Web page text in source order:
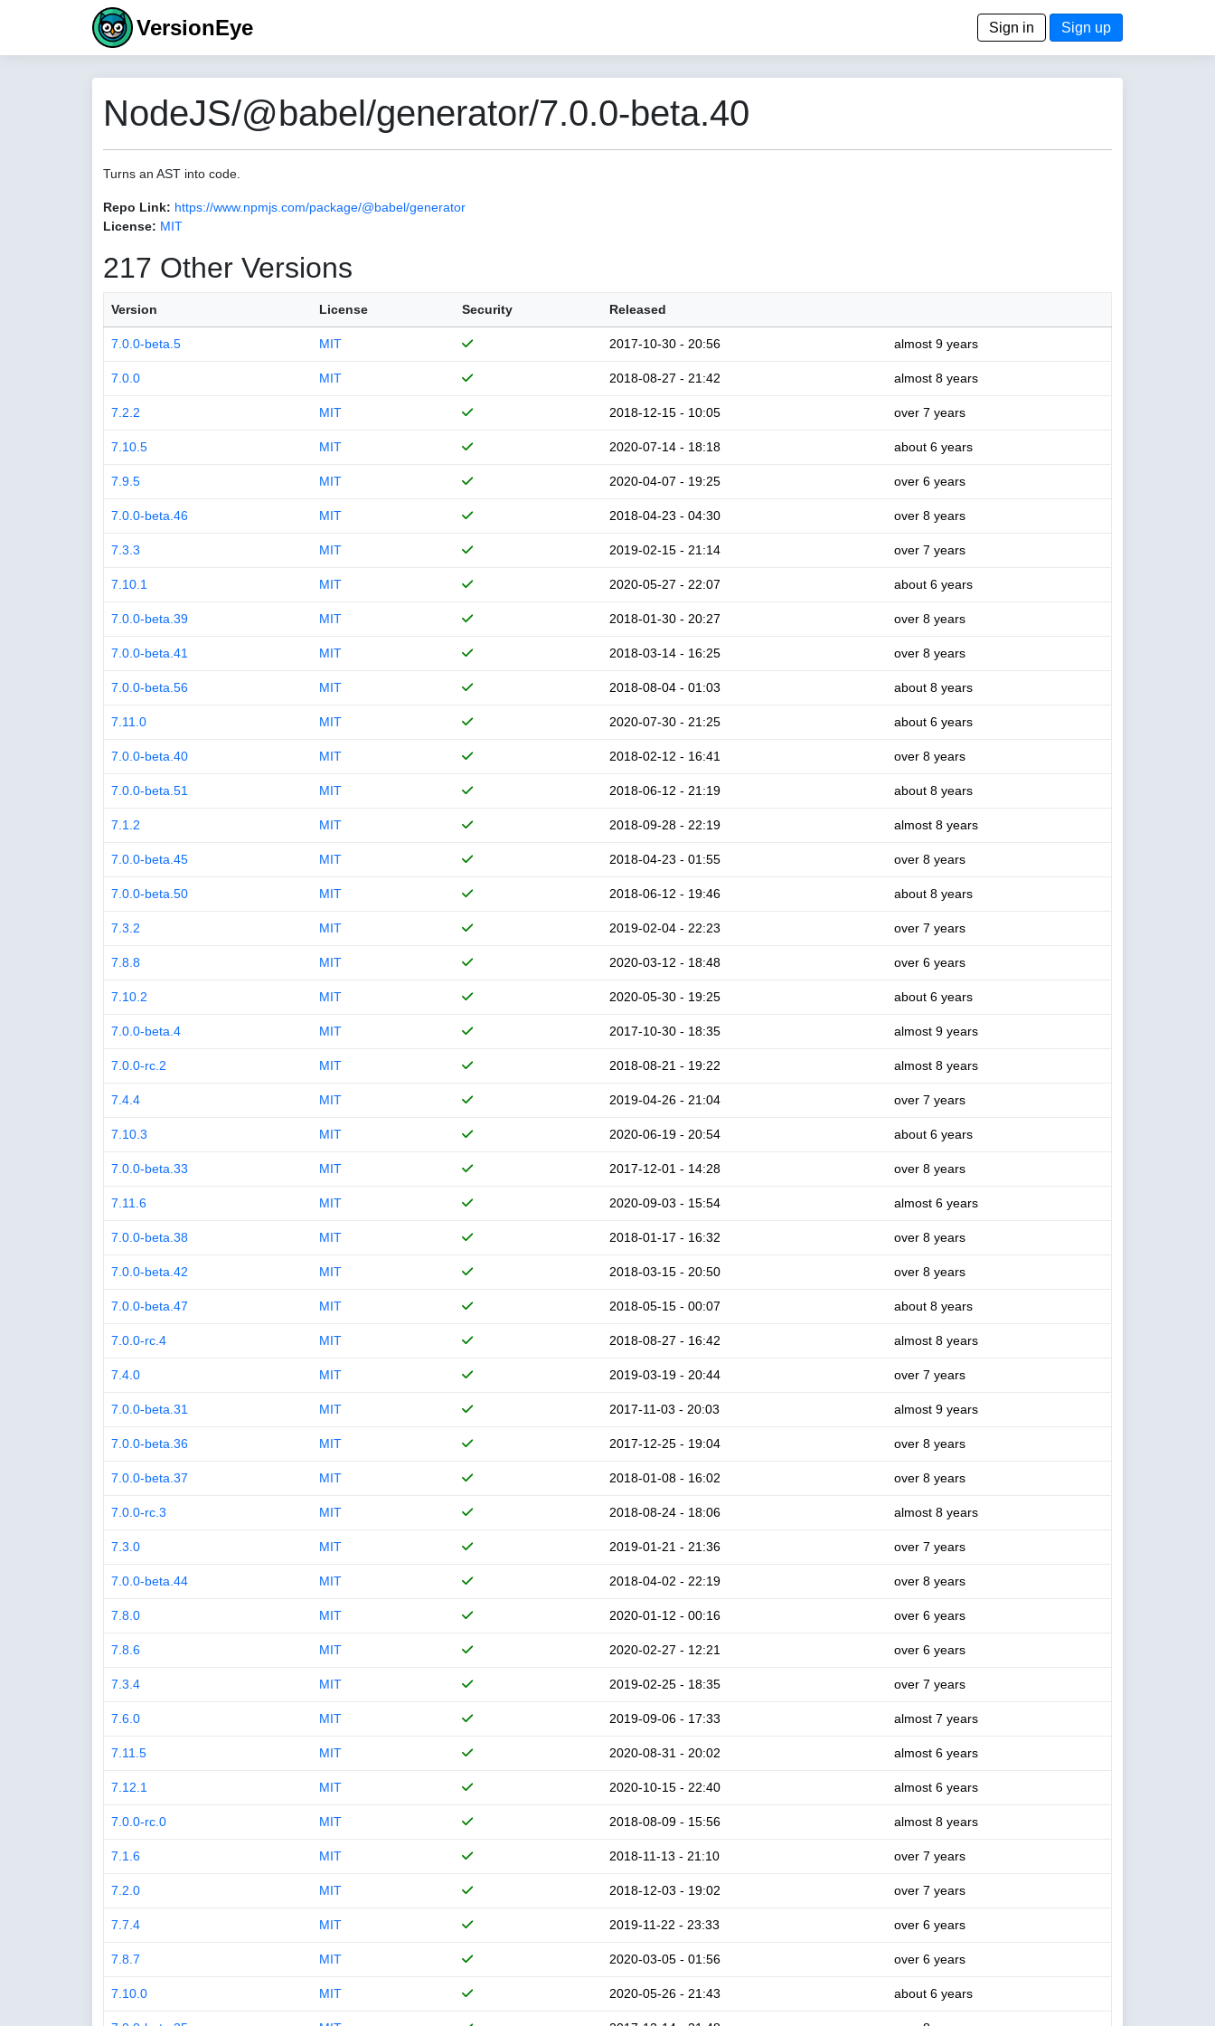
VersionEye Sign in Sign up
NodeJS/@babel/generator/7.0.0-beta.40
Turns an AST into code.
Repo Link: https://www.npmjs.com/package/@babel/generator
License: MIT
217 Other Versions
Version License Security Released
7.0.0-beta.5 MIT 2017-10-30 - 20:56 almost 9 years
7.0.0 MIT 2018-08-27 - 21:42 almost 8 years
7.2.2 MIT 2018-12-15 - 10:05 over 7 years
7.10.5 MIT 2020-07-14 - 18:18 about 6 years
7.9.5 MIT 2020-04-07 - 19:25 over 6 years
7.0.0-beta.46 MIT 2018-04-23 - 04:30 over 8 years
7.3.3 MIT 2019-02-15 - 21:14 over 7 years
7.10.1 MIT 2020-05-27 - 22:07 about 6 years
7.0.0-beta.39 MIT 2018-01-30 - 20:27 over 8 years
7.0.0-beta.41 MIT 2018-03-14 - 16:25 over 8 years
7.0.0-beta.56 MIT 2018-08-04 - 01:03 about 8 years
7.11.0 MIT 2020-07-30 - 21:25 about 6 years
7.0.0-beta.40 MIT 2018-02-12 - 16:41 over 8 years
7.0.0-beta.51 MIT 2018-06-12 - 21:19 about 8 years
7.1.2 MIT 2018-09-28 - 22:19 almost 8 years
7.0.0-beta.45 MIT 2018-04-23 - 01:55 over 8 years
7.0.0-beta.50 MIT 2018-06-12 - 19:46 about 8 years
7.3.2 MIT 2019-02-04 - 22:23 over 7 years
7.8.8 MIT 2020-03-12 - 18:48 over 6 years
7.10.2 MIT 2020-05-30 - 19:25 about 6 years
7.0.0-beta.4 MIT 2017-10-30 - 18:35 almost 9 years
7.0.0-rc.2 MIT 2018-08-21 - 19:22 almost 8 years
7.4.4 MIT 2019-04-26 - 21:04 over 7 years
7.10.3 MIT 2020-06-19 - 20:54 about 6 years
7.0.0-beta.33 MIT 2017-12-01 - 14:28 over 8 years
7.11.6 MIT 2020-09-03 - 15:54 almost 6 years
7.0.0-beta.38 MIT 2018-01-17 - 16:32 over 8 years
7.0.0-beta.42 MIT 2018-03-15 - 20:50 over 8 years
7.0.0-beta.47 MIT 2018-05-15 - 00:07 about 8 years
7.0.0-rc.4 MIT 2018-08-27 - 16:42 almost 8 years
7.4.0 MIT 2019-03-19 - 20:44 over 7 years
7.0.0-beta.31 MIT 2017-11-03 - 20:03 almost 9 years
7.0.0-beta.36 MIT 2017-12-25 - 19:04 over 8 years
7.0.0-beta.37 MIT 2018-01-08 - 16:02 over 8 years
7.0.0-rc.3 MIT 2018-08-24 - 18:06 almost 8 years
7.3.0 MIT 2019-01-21 - 21:36 over 7 years
7.0.0-beta.44 MIT 2018-04-02 - 22:19 over 8 years
7.8.0 MIT 2020-01-12 - 00:16 over 6 years
7.8.6 MIT 2020-02-27 - 12:21 over 6 years
7.3.4 MIT 2019-02-25 - 18:35 over 7 years
7.6.0 MIT 2019-09-06 - 17:33 almost 7 years
7.11.5 MIT 2020-08-31 - 20:02 almost 6 years
7.12.1 MIT 2020-10-15 - 22:40 almost 6 years
7.0.0-rc.0 MIT 2018-08-09 - 15:56 almost 8 years
7.1.6 MIT 2018-11-13 - 21:10 over 7 years
7.2.0 MIT 2018-12-03 - 19:02 over 7 years
7.7.4 MIT 2019-11-22 - 23:33 over 6 years
7.8.7 MIT 2020-03-05 - 01:56 over 6 years
7.10.0 MIT 2020-05-26 - 21:43 about 6 years